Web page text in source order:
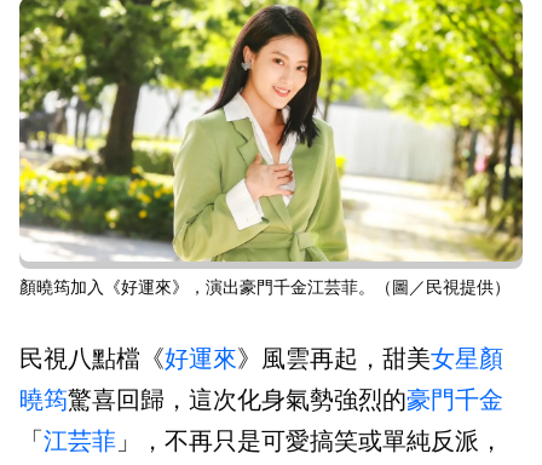
顏曉筠加入《好運來》，演出豪門千金江芸菲。（圖／民視提供）
民視八點檔《好運來》風雲再起，甜美女星顏
曉筠驚喜回歸，這次化身氣勢強烈的豪門千金
「 江芸菲 」，不再只是可愛搞笑或單純反派，